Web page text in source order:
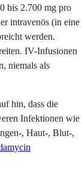
bis 2.700 mg pro
intravenös (in eine
werden.
IV-Infusionen
niemals als
hin, dass die
Infektionen wie
, Haut-, Blut-,